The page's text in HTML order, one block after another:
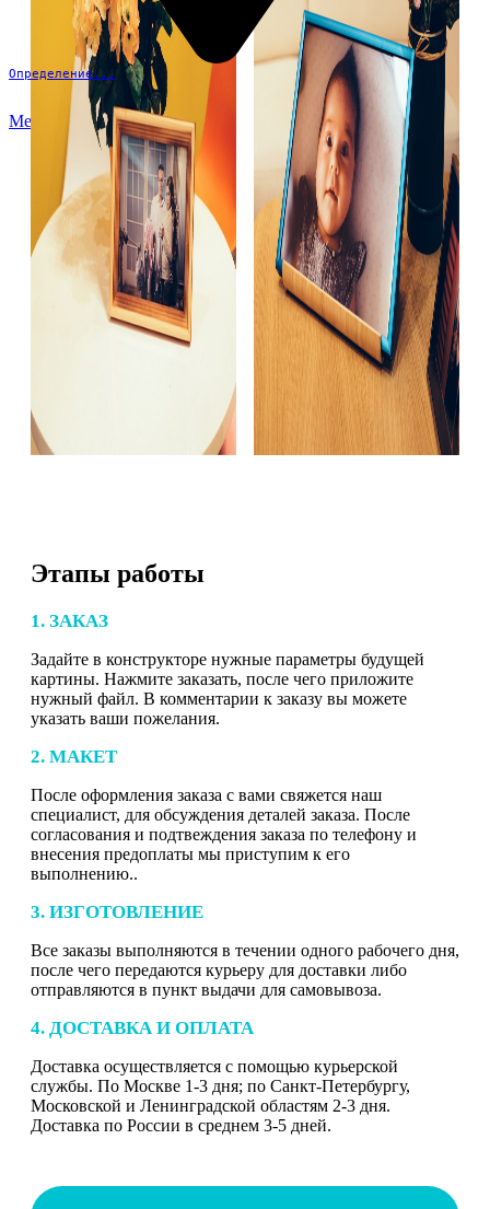
Определение...
Меню
Этапы работы
1. ЗАКАЗ
Задайте в конструкторе нужные параметры будущей
картины. Нажмите заказать, после чего приложите
нужный файл. В комментарии к заказу вы можете
указать ваши пожелания.
2. МАКЕТ
После оформления заказа с вами свяжется наш
специалист, для обсуждения деталей заказа. После
согласования и подтвеждения заказа по телефону и
внесения предоплаты мы приступим к его
выполнению..
3. ИЗГОТОВЛЕНИЕ
Все заказы выполняются в течении одного рабочего дня,
после чего передаются курьеру для доставки либо
отправляются в пункт выдачи для самовывоза.
4. ДОСТАВКА И ОПЛАТА
Доставка осуществляется с помощью курьерской
службы. По Москве 1-3 дня; по Санкт-Петербургу,
Московской и Ленинградской областям 2-3 дня.
Доставка по России в среднем 3-5 дней.